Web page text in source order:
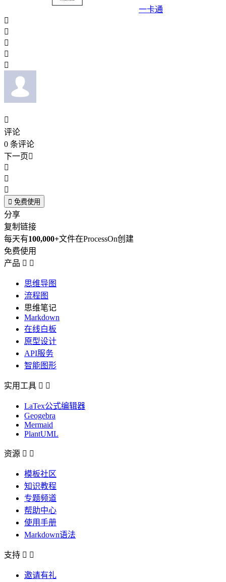
一卡通






评论
0 条评论
下一页



 免费使用
分享
复制链接
每天有100,000+文件在ProcessOn创建
免费使用
产品  
思维导图
流程图
思维笔记
Markdown
在线白板
原型设计
API服务
智能图形
实用工具  
LaTex公式编辑器
Geogebra
Mermaid
PlantUML
资源  
模板社区
知识教程
专题频道
帮助中心
使用手册
Markdown语法
支持  
邀请有礼